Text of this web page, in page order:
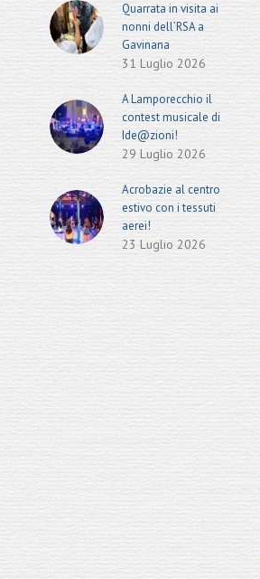
Quarrata in visita ai
nonni dell’RSA a
Gavinana
31 Luglio 2026
A Lamporecchio il
contest musicale di
Ide@zioni!
29 Luglio 2026
Acrobazie al centro
estivo con i tessuti
aerei!
23 Luglio 2026